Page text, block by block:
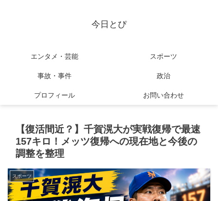
今日とぴ
エンタメ・芸能 スポーツ
事故・事件 政治
プロフィール お問い合わせ
【復活間近？】千賀滉大が実戦復帰で最速
157キロ！メッツ復帰への現在地と今後の
調整を整理
スポーツ